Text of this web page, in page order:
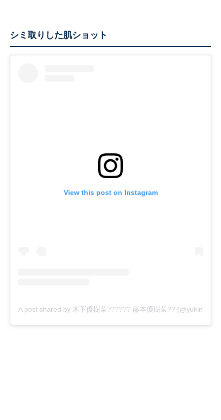
シミ取りした肌ショット
View this post on Instagram
A post shared by 木下優樹菜?????? 藤本優樹菜??